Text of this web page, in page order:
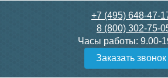
Рабочее и опрессовочное
+7 (495) 648-47-
8 (800) 302-75-
Часы работы: 9.00-
Заказать звонок